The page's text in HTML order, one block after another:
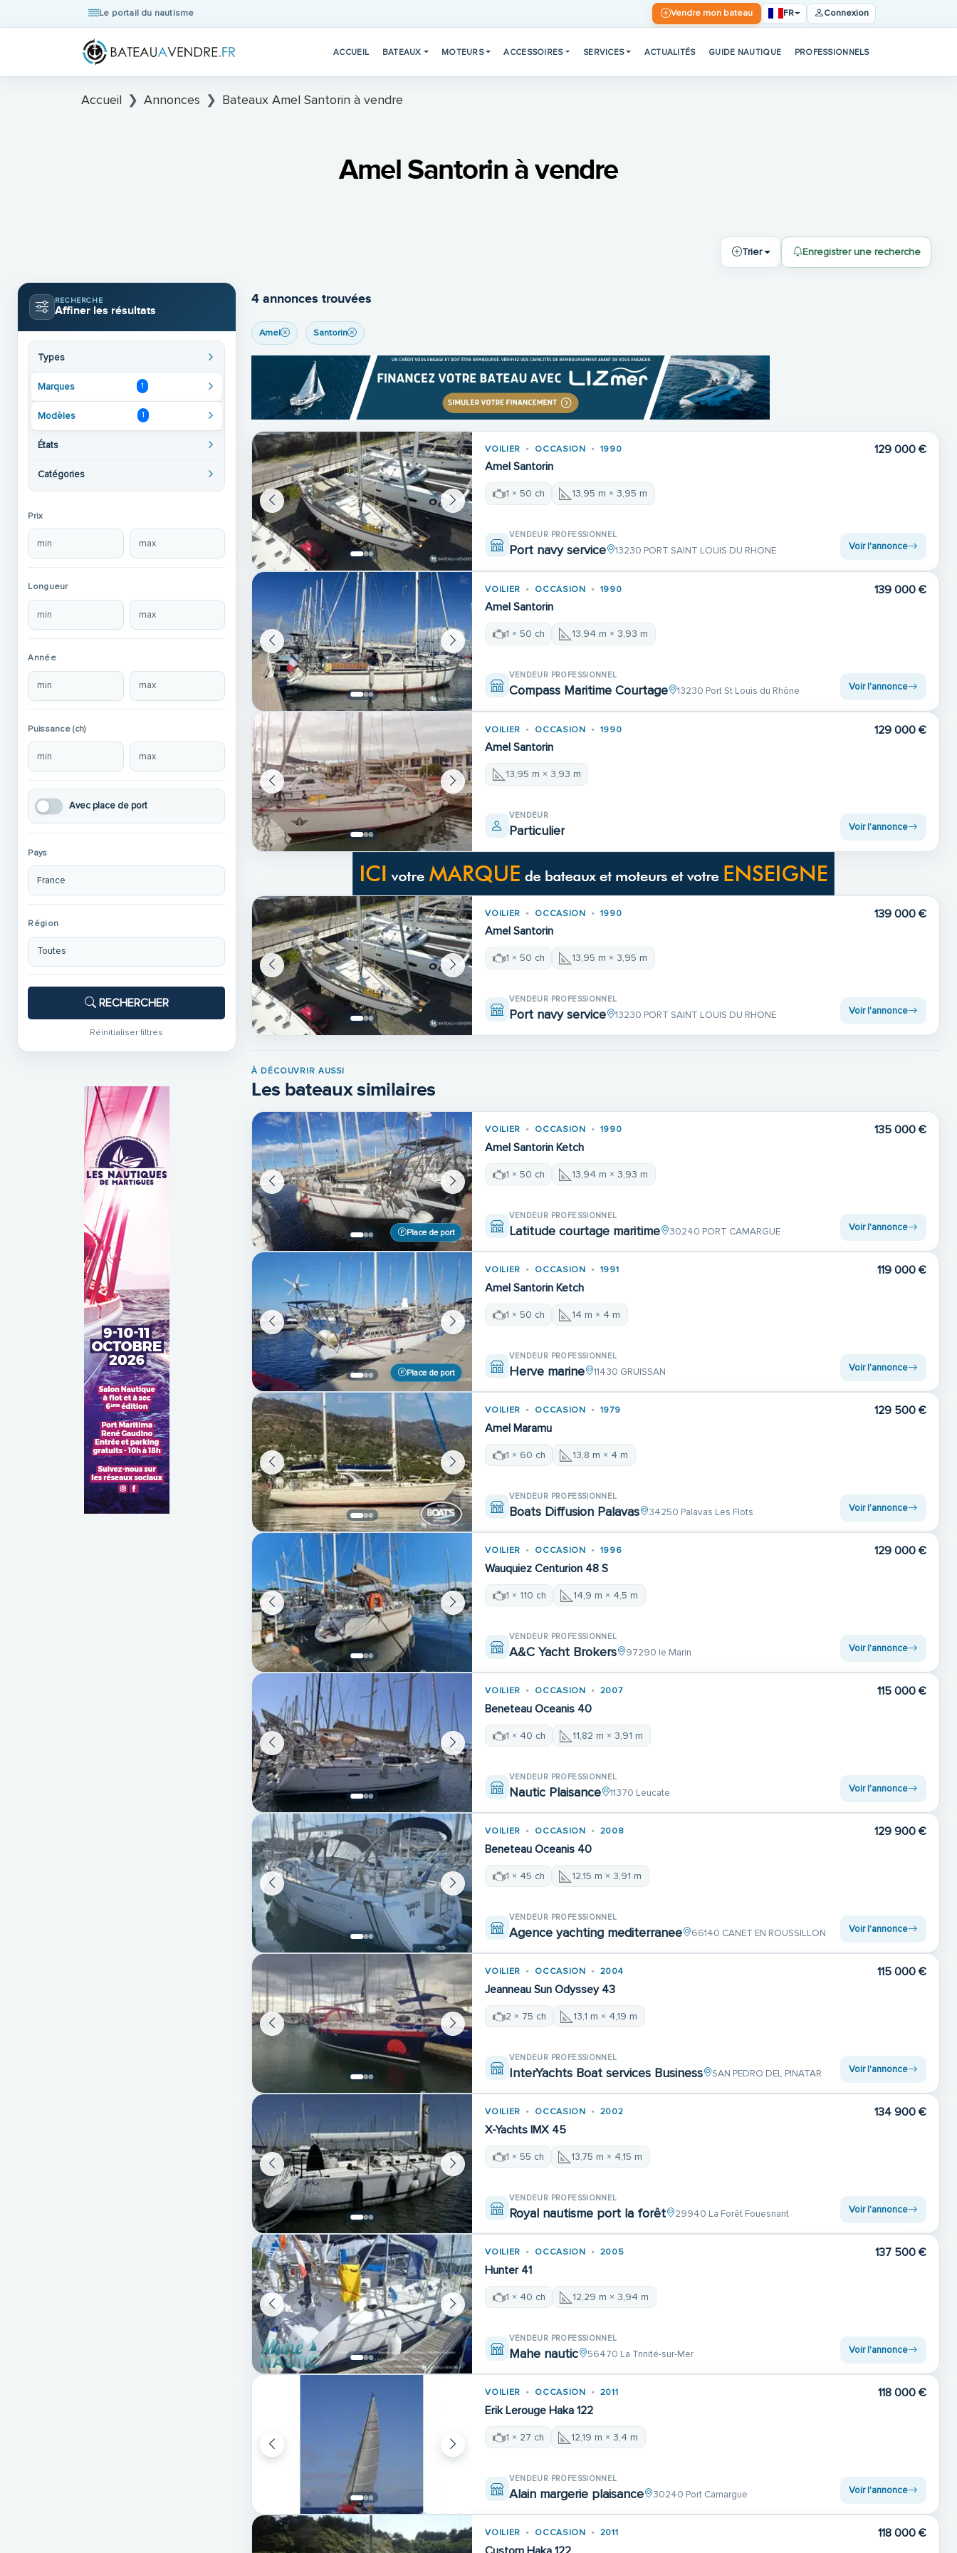
Le portail du nautisme Vendre mon bateau FR Connexion
ACCUEIL BATEAUX MOTEURS ACCESSOIRES SERVICES ACTUALITÉS GUIDE NAUTIQUE PROFESSIONNELS
Accueil Annonces Bateaux Amel Santorin à vendre
Amel Santorin à vendre
Trier Enregistrer une recherche
RECHERCHE
Affiner les résultats
Types
Marques 1
Modèles 1
États
Catégories
Prix
Longueur
Année
Puissance (ch)
Avec place de port
Pays
Région
RECHERCHER
Réinitialiser filtres
4 annonces trouvées
Amel Santorin
VOILIER OCCASION 1990
Amel Santorin
129 000 €
1 × 50 ch 13,95 m × 3,95 m
VENDEUR PROFESSIONNEL
Port navy service 13230 PORT SAINT LOUIS DU RHONE Voir l'annonce
VOILIER OCCASION 1990
Amel Santorin
139 000 €
1 × 50 ch 13,94 m × 3,93 m
VENDEUR PROFESSIONNEL
Compass Maritime Courtage 13230 Port St Louis du Rhône Voir l'annonce
VOILIER OCCASION 1990
Amel Santorin
129 000 €
13,95 m × 3,93 m
VENDEUR
Particulier Voir l'annonce
VOILIER OCCASION 1990
Amel Santorin
139 000 €
1 × 50 ch 13,95 m × 3,95 m
VENDEUR PROFESSIONNEL
Port navy service 13230 PORT SAINT LOUIS DU RHONE Voir l'annonce
À DÉCOUVRIR AUSSI
Les bateaux similaires
Place de port
VOILIER OCCASION 1990
Amel Santorin Ketch
135 000 €
1 × 50 ch 13,94 m × 3,93 m
VENDEUR PROFESSIONNEL
Latitude courtage maritime 30240 PORT CAMARGUE Voir l'annonce
Place de port
VOILIER OCCASION 1991
Amel Santorin Ketch
119 000 €
1 × 50 ch 14 m × 4 m
VENDEUR PROFESSIONNEL
Herve marine 11430 GRUISSAN Voir l'annonce
VOILIER OCCASION 1979
Amel Maramu
129 500 €
1 × 60 ch 13,8 m × 4 m
VENDEUR PROFESSIONNEL
Boats Diffusion Palavas 34250 Palavas Les Flots Voir l'annonce
VOILIER OCCASION 1996
Wauquiez Centurion 48 S
129 000 €
1 × 110 ch 14,9 m × 4,5 m
VENDEUR PROFESSIONNEL
A&C Yacht Brokers 97290 le Marin Voir l'annonce
VOILIER OCCASION 2007
Beneteau Oceanis 40
115 000 €
1 × 40 ch 11,82 m × 3,91 m
VENDEUR PROFESSIONNEL
Nautic Plaisance 11370 Leucate Voir l'annonce
VOILIER OCCASION 2008
Beneteau Oceanis 40
129 900 €
1 × 45 ch 12,15 m × 3,91 m
VENDEUR PROFESSIONNEL
Agence yachting mediterranee 66140 CANET EN ROUSSILLON Voir l'annonce
VOILIER OCCASION 2004
Jeanneau Sun Odyssey 43
115 000 €
2 × 75 ch 13,1 m × 4,19 m
VENDEUR PROFESSIONNEL
InterYachts Boat services Business SAN PEDRO DEL PINATAR Voir l'annonce
VOILIER OCCASION 2002
X-Yachts IMX 45
134 900 €
1 × 55 ch 13,75 m × 4,15 m
VENDEUR PROFESSIONNEL
Royal nautisme port la forêt 29940 La Forêt Fouesnant Voir l'annonce
VOILIER OCCASION 2005
Hunter 41
137 500 €
1 × 40 ch 12,29 m × 3,94 m
VENDEUR PROFESSIONNEL
Mahe nautic 56470 La Trinité-sur-Mer Voir l'annonce
VOILIER OCCASION 2011
Erik Lerouge Haka 122
118 000 €
1 × 27 ch 12,19 m × 3,4 m
VENDEUR PROFESSIONNEL
Alain margerie plaisance 30240 Port Camargue Voir l'annonce
VOILIER OCCASION 2011 118 000 €